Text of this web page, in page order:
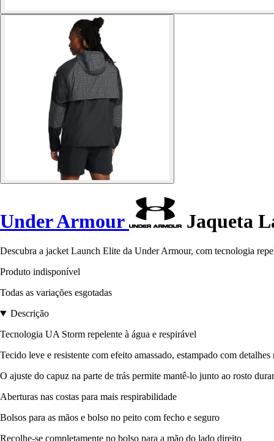
Under Armour Jaqueta
Descubra a jacket Launch Elite da Under Armour, com tecnologia
Produto indisponível
Todas as variações esgotadas
Descrição
Tecnologia UA Storm repelente à água e respirável
Tecido leve e resistente com efeito amassado, estampado com
O ajuste do capuz na parte de trás permite mantê-lo junto ao rosto
Aberturas nas costas para mais respirabilidade
Bolsos para as mãos e bolso no peito com fecho e seguro
Recolhe-se completamente no bolso para a mão do lado direito